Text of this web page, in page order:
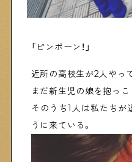
下町の「あの
下町の「あの
画です
「ピンポーン！」
近所の高校生が2人やっ
まだ新生児の娘を抱っこ
そのうち1人は私たちが
うに来ている。